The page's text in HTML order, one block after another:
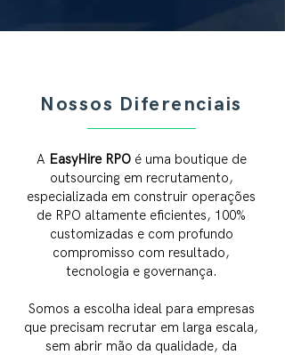
Nossos Diferenciais
A EasyHire RPOé uma boutique de
outsourcing em recrutamento,
especializada em construir operações
de RPO altamente eficientes, 100%
customizadas e com profundo
compromisso com resultado,
tecnologia e governança.
Somos a escolha ideal para empresas
que precisam recrutar em larga escala,
sem abrir mão da qualidade, da